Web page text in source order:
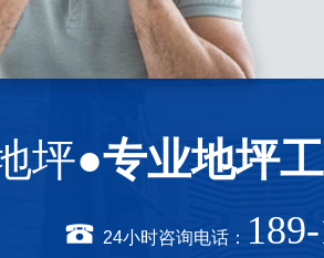
坪●专业地坪
24小时咨询电话：